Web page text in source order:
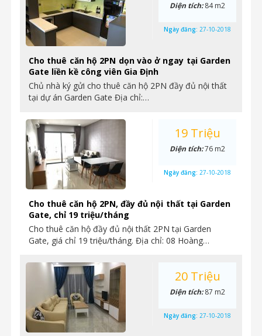
Cho thuê căn hộ 2PN dọn vào ở ngay tại Garden
Gate liền kề công viên Gia Định
Chủ nhà ký gửi cho thuê căn hộ 2PN đầy đủ nội thất
tại dự án Garden Gate Địa chỉ:…
Diện tích:84 m2
Ngày đăng: 27-10-2018
Cho thuê căn hộ 2PN, đầy đủ nội thất tại Garden
Gate, chỉ 19 triệu/tháng
Cho thuê căn hộ đầy đủ nội thất 2PN tại Garden
Gate, giá chỉ 19 triệu/tháng. Địa chỉ: 08 Hoàng…
19 Triệu
Diện tích:76 m2
Ngày đăng: 27-10-2018
20 Triệu
Diện tích:87 m2
Ngày đăng: 27-10-2018